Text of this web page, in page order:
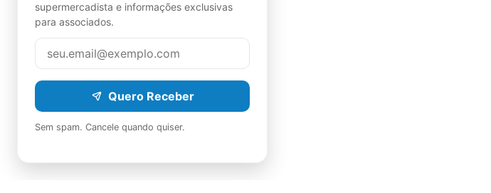
supermercadista e informações exclusivas
para associados.
Quero Receber
Sem spam. Cancele quando quiser.